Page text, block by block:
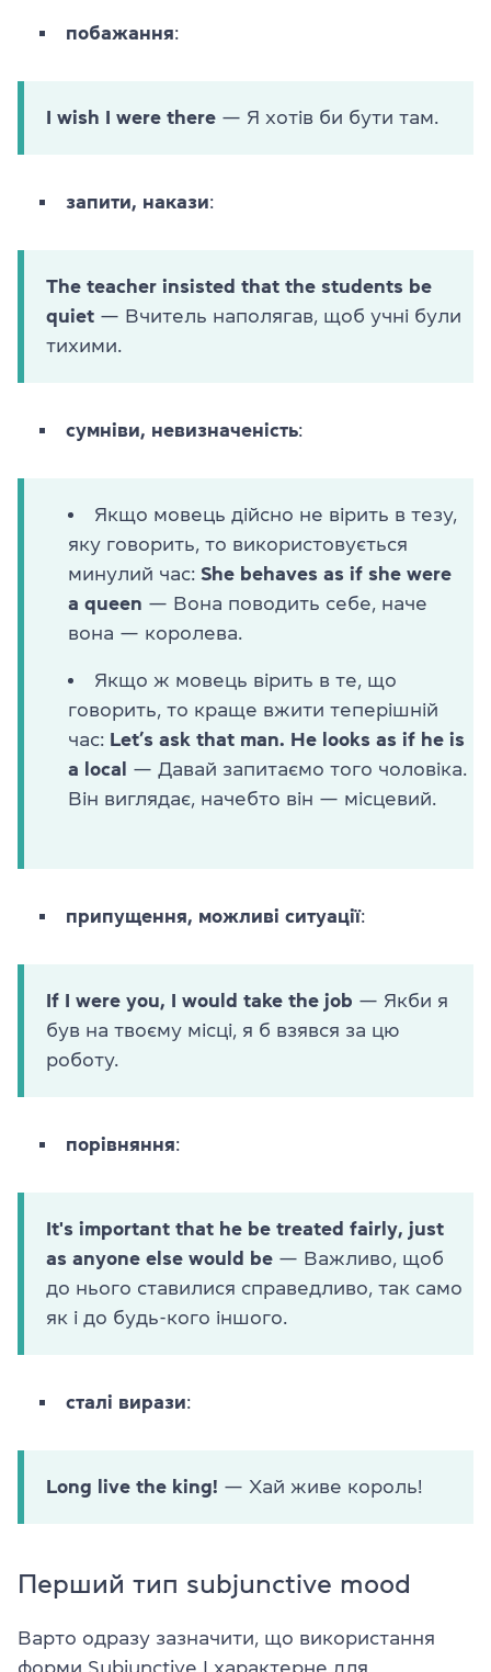
побажання:
I wish I were there — Я хотів би бути там.
запити, накази:
The teacher insisted that the students be
quiet — Вчитель наполягав, щоб учні були
тихими.
сумніви, невизначеність:
Якщо мовець дійсно не вірить в тезу,
яку говорить, то використовується
минулий час: She behaves as if she were
a queen — Вона поводить себе, наче
вона — королева.
Якщо ж мовець вірить в те, що
говорить, то краще вжити теперішній
час: Let’s ask that man. He looks as if he is
a local
— Давай запитаємо того чоловіка.
Він виглядає, начебто він — місцевий.
припущення, можливі ситуації:
If I were you, I would take the job — Якби я
був на твоєму місці, я б взявся за цю
роботу.
порівняння:
It's important that he be treated fairly, just
as anyone else would be — Важливо, щоб
до нього ставилися справедливо, так само
як і до будь-кого іншого.
cталі вирази:
Long live the king! — Хай живе король!
Перший тип subjunctive mood
Варто одразу зазначити, що використання
форми Subjunctive I характерне для